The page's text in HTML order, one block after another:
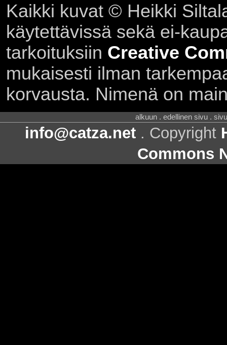
Kaikki kuvat © Heikki
käytettävissä sekä ei-
tarkoituksiin Creative
mukaisesti ilman
korvausta. Nimenä on
alkuun . edellinen sivu .
info@catza.net . Copyright
Commons